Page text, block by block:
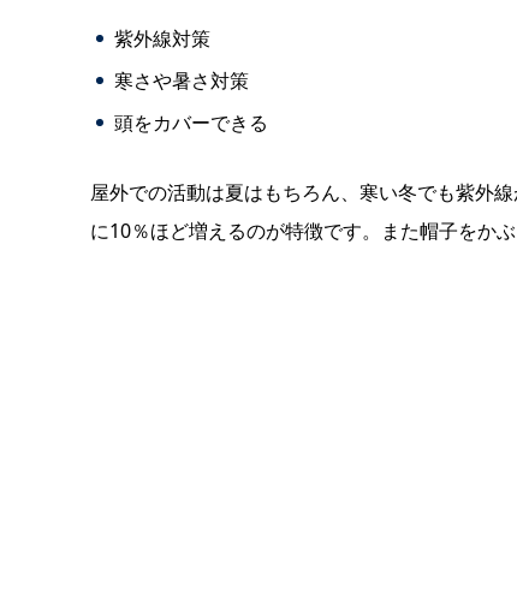
紫外線対策
寒さや暑さ対策
頭をカバーできる
屋外での活動は夏はもちろん、寒い冬でも紫外
に10％ほど増えるのが特徴です。また帽子をか